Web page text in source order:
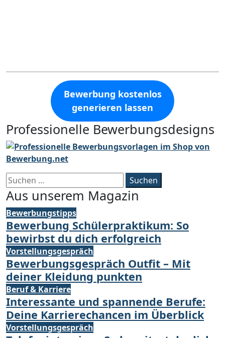
Bewerbung kostenlos
generieren lassen
Professionelle Bewerbungsdesigns
Suchen
nach:
Aus unserem Magazin
Bewerbungstipps
Bewerbung Schülerpraktikum: So
bewirbst du dich erfolgreich
Vorstellungsgespräch
Bewerbungsgespräch Outfit – Mit
deiner Kleidung punkten
Beruf & Karriere
Interessante und spannende Berufe:
Deine Karrierechancen im Überblick
Vorstellungsgespräch